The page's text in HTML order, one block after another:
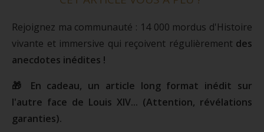
Rejoignez ma communauté : 14 000 mordus d'Histoire
vivante et immersive qui reçoivent régulièrement des
anecdotes inédites !
🎁 En cadeau, un article long format inédit sur
l'autre face de Louis XIV... (Attention, révélations
garanties).